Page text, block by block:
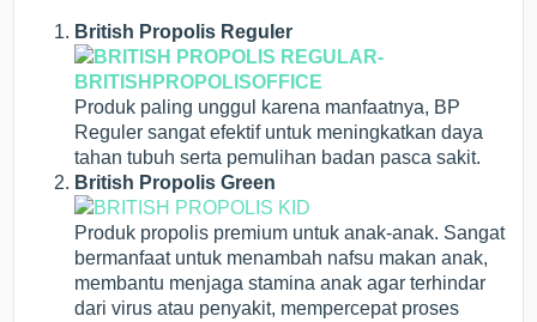
British Propolis Reguler
Produk paling unggul karena manfaatnya, BP
Reguler sangat efektif untuk meningkatkan daya
tahan tubuh serta pemulihan badan pasca sakit.
British Propolis Green
Produk propolis premium untuk anak-anak. Sangat
bermanfaat untuk menambah nafsu makan anak,
membantu menjaga stamina anak agar terhindar
dari virus atau penyakit, mempercepat proses